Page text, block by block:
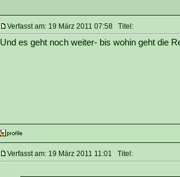
Verfasst am: 19 März 2011 07:58 Titel:
Und es geht noch weiter- bis wohin geht die
Verfasst am: 19 März 2011 11:01 Titel: